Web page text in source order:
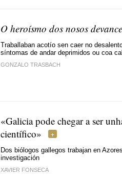
O heroísmo dos nosos
Traballaban acotío sen caer no
síntomas de andar deprimidos ou coa
GONZALO TRASBACH
«Galicia pode chegar a ser
científico»
Dos biólogos gallegos trabajan en
investigación
XAVIER FONSECA